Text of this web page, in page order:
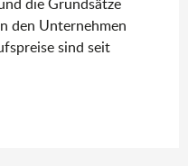
den Unternehmen
sind seit